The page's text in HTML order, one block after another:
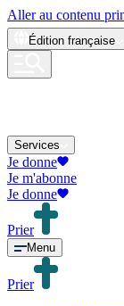
Aller au contenu
Édition française
Services
Je donne
Je m'abonne
Je donne
Prier
Menu
Prier